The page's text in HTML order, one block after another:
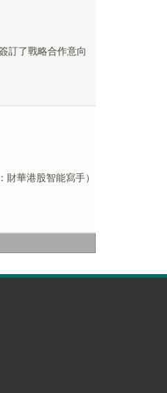
訂了戰略合作意向
華港股智能寫手）